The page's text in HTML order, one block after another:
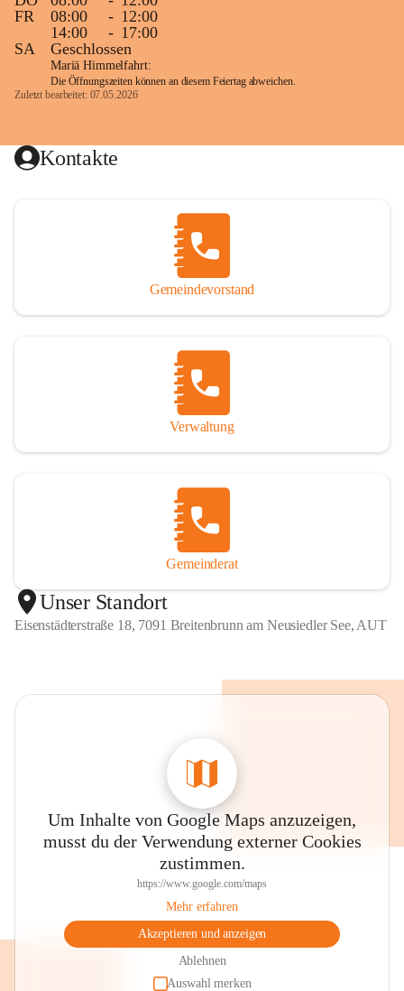
FR
08:00 - 12:00
14:00
- 17:00
SA
Geschlossen
Mariä Himmelfahrt:
Die Öffnungszeiten können an diesem Feiertag abweichen.
Zuletzt bearbeitet: 07.05.2026
Kontakte
Gemeindevorstand
Verwaltung
Gemeinderat
Unser Standort
Eisenstädterstraße 18, 7091 Breitenbrunn am Neusiedler See, AUT
Um Inhalte von Google Maps anzuzeigen,
musst du der Verwendung externer Cookies
zustimmen.
https://www.google.com/maps
Mehr erfahren
Akzeptieren und anzeigen
Ablehnen
Auswahl merken